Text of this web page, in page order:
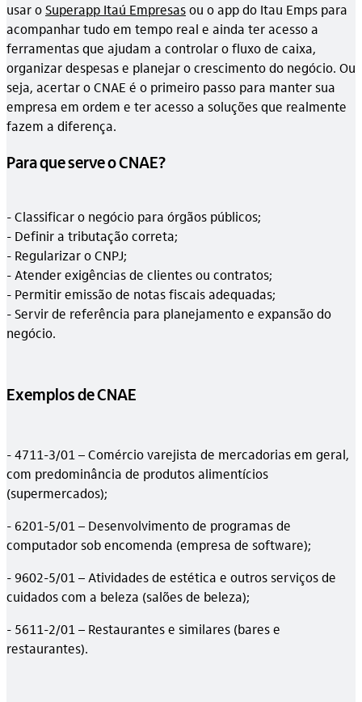
usar oSuperapp Itaú Empresasou o app do Itau Emps para
acompanhar tudo em tempo real e ainda ter acesso a
ferramentas que ajudam a controlar o fluxo de caixa,
organizar despesas e planejar o crescimento do negócio. Ou
seja, acertar o CNAE é o primeiro passo para manter sua
empresa em ordem e ter acesso a soluções que realmente
fazem a diferença.
Para que serve o CNAE?
- Classificar o negócio para órgãos públicos;
- Definir a tributação correta;
- Regularizar o CNPJ;
- Atender exigências de clientes ou contratos;
- Permitir emissão de notas fiscais adequadas;
- Servir de referência para planejamento e expansão do
negócio.
Exemplos de CNAE
- 4711-3/01 – Comércio varejista de mercadorias em geral,
com predominância de produtos alimentícios
(supermercados);
- 6201-5/01 – Desenvolvimento de programas de
computador sob encomenda (empresa de software);
- 9602-5/01 – Atividades de estética e outros serviços de
cuidados com a beleza (salões de beleza);
- 5611-2/01 – Restaurantes e similares (bares e
restaurantes).